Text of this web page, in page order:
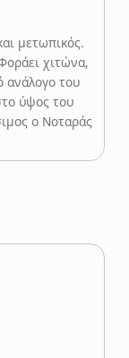
μετωπικός.
χιτώνα,
ανάλογο του
ύψος του
ο Νοταράς